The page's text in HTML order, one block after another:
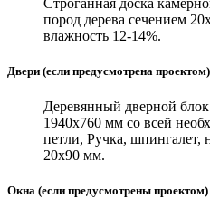
пород дерева сечением
влажность 12-14%.
Двери (если предусмотрена проектом)
Деревянный дверной
1940х760 мм со всей
петли, Ручка, шпингалет,
20х90 мм.
Окна (если предусмотрены проектом)